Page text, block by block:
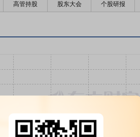
高管持股 股东大会 个股研报